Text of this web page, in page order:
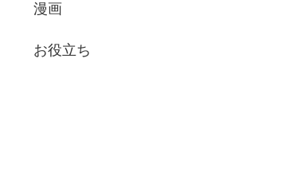
漫画
お役立ち